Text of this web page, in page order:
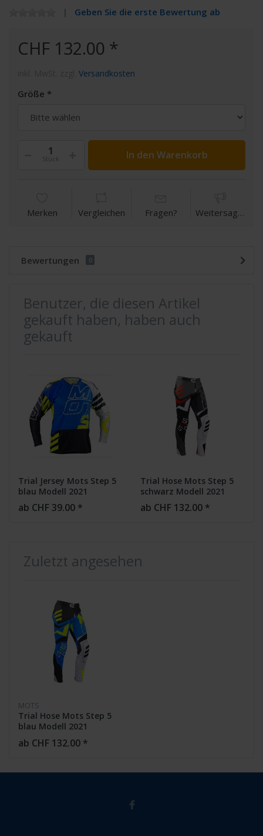
Geben Sie die erste Bewertung ab
CHF 132.00 *
Versandkosten
Größe
Stück In den Warenkorb
Merken Vergleichen Fragen? Weitersagen
Bewertungen 0
Benutzer, die diesen Artikel
gekauft haben, haben auch
gekauft
Trial Jersey Mots Step 5
blau Modell 2021
ab CHF 39.00 *
Trial Hose Mots Step 5
schwarz Modell 2021
ab CHF 132.00 *
Zuletzt angesehen
MOTS
Trial Hose Mots Step 5
blau Modell 2021
ab CHF 132.00 *